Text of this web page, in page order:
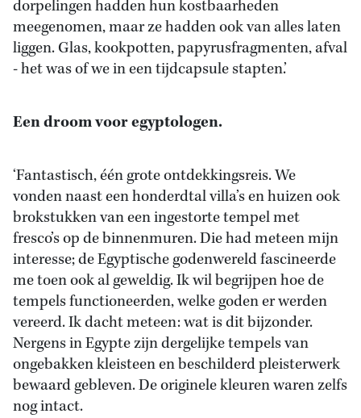
dorpelingen hadden hun kostbaarheden
meegenomen, maar ze hadden ook van alles laten
liggen. Glas, kookpotten, papyrusfragmenten, afval
- het was of we in een tijdcapsule stapten.’
Een droom voor egyptologen.
‘Fantastisch, één grote ontdekkingsreis. We
vonden naast een honderdtal villa’s en huizen ook
brokstukken van een ingestorte tempel met
fresco’s op de binnenmuren. Die had meteen mijn
interesse; de Egyptische godenwereld fascineerde
me toen ook al geweldig. Ik wil begrijpen hoe de
tempels functioneerden, welke goden er werden
vereerd. Ik dacht meteen: wat is dit bijzonder.
Nergens in Egypte zijn dergelijke tempels van
ongebakken kleisteen en beschilderd pleisterwerk
bewaard gebleven. De originele kleuren waren zelfs
nog intact.